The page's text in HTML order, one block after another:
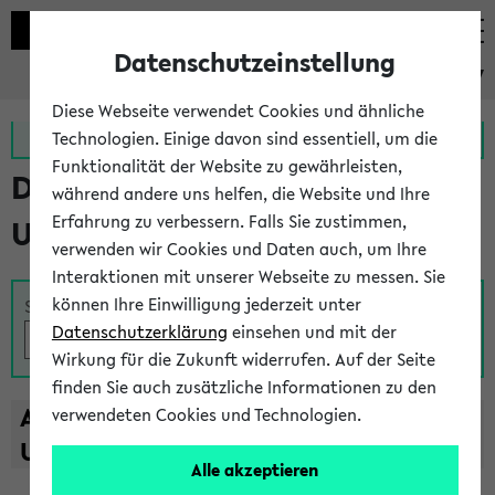
eKVV
Zur MeineUni App Zum MeineUni Portal
Das Lehrangebot der
Universität Bielefeld
Suche
A B C D E F G H I J K L M N O
U
V W X Y
Z
Datenschutzeinstellung
Diese Webseite verwendet Cookies und ähnliche
Technologien. Einige davon sind essentiell, um die
Funktionalität der Website zu gewährleisten,
während andere uns helfen, die Website und Ihre
Erfahrung zu verbessern. Falls Sie zustimmen,
verwenden wir Cookies und Daten auch, um Ihre
Interaktionen mit unserer Webseite zu messen. Sie
können Ihre Einwilligung jederzeit unter
Datenschutzerklärung einsehen und mit der
Wirkung für die Zukunft widerrufen. Auf der Seite
finden Sie auch zusätzliche Informationen zu den
verwendeten Cookies und Technologien.
Alle akzeptieren